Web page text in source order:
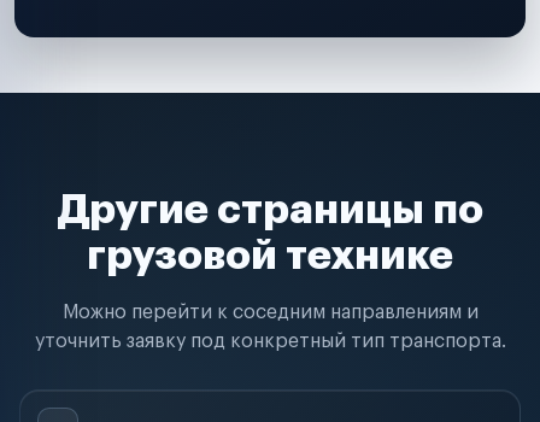
Другие страницы по
грузовой технике
Можно перейти к соседним направлениям и
уточнить заявку под конкретный тип транспорта.